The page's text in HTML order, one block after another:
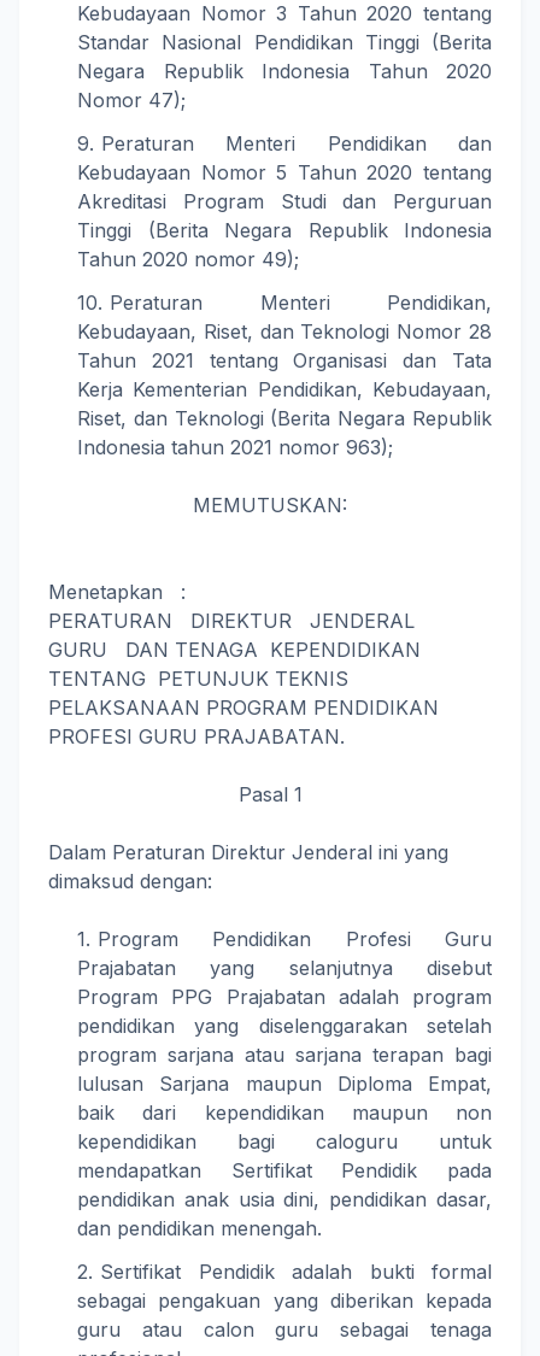
Kebudayaan Nomor 3 Tahun 2020 tentang
Standar Nasional Pendidikan Tinggi (Berita
Negara Republik Indonesia Tahun 2020
Nomor 47);
Peraturan Menteri Pendidikan dan
Kebudayaan Nomor 5 Tahun 2020 tentang
Akreditasi Program Studi dan Perguruan
Tinggi (Berita Negara Republik Indonesia
Tahun 2020 nomor 49);
Peraturan Menteri Pendidikan,
Kebudayaan, Riset, dan Teknologi Nomor 28
Tahun 2021 tentang Organisasi dan Tata
Kerja Kementerian Pendidikan, Kebudayaan,
Riset, dan Teknologi (Berita Negara Republik
Indonesia tahun 2021 nomor 963);
MEMUTUSKAN:
Menetapkan :
PERATURAN DIREKTUR JENDERAL
GURU DAN TENAGA KEPENDIDIKAN
TENTANG PETUNJUK TEKNIS
PELAKSANAAN PROGRAM PENDIDIKAN
PROFESI GURU PRAJABATAN.
Pasal 1
Dalam Peraturan Direktur Jenderal ini yang
dimaksud dengan:
Program Pendidikan Profesi Guru
Prajabatan yang selanjutnya disebut
Program PPG Prajabatan adalah program
pendidikan yang diselenggarakan setelah
program sarjana atau sarjana terapan bagi
lulusan Sarjana maupun Diploma Empat,
baik dari kependidikan maupun non
kependidikan bagi caloguru untuk
mendapatkan Sertifikat Pendidik pada
pendidikan anak usia dini, pendidikan dasar,
dan pendidikan menengah.
Sertifikat Pendidik adalah bukti formal
sebagai pengakuan yang diberikan kepada
guru atau calon guru sebagai tenaga